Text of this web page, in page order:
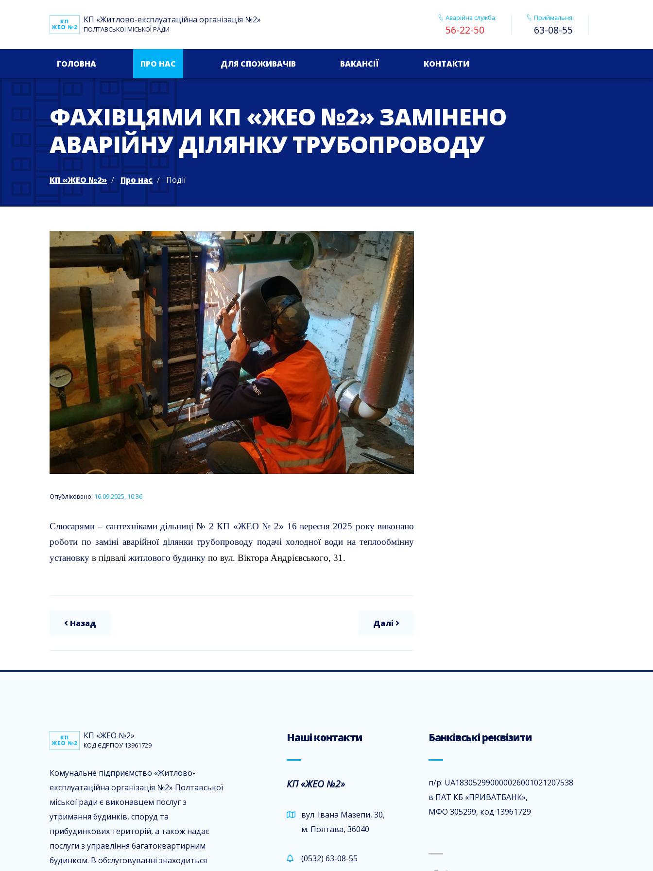
КП «Житлово-експлуатаційна організація №2»
ПОЛТАВСЬКОЇ МІСЬКОЇ РАДИ
Аварійна служба:
56-22-50
Приймальня:
63-08-55
ГОЛОВНА ПРО НАС ДЛЯ СПОЖИВАЧІВ ВАКАНСІЇ КОНТАКТИ
ФАХІВЦЯМИ КП «ЖЕО №2» ЗАМІНЕНО
АВАРІЙНУ ДІЛЯНКУ ТРУБОПРОВОДУ
КП «ЖЕО №2» Про нас Події
Опубліковано: 16.09.2025, 10:36
Слюсарями – сантехніками дільниці № 2 КП «ЖЕО № 2» 16 вересня 2025 року виконано
роботи по заміні аварійної ділянки трубопроводу подачі холодної води на теплообмінну
установку в підвалі житлового будинку по вул. Віктора Андрієвського, 31.
Назад Далі
КП «ЖЕО №2»
КОД ЄДРПОУ 13961729
Комунальне підприємство «Житлово-
експлуатаційна організація №2» Полтавської
міської ради є виконавцем послуг з
утримання будинків, споруд та
прибудинкових територій, а також надає
послуги з управління багатоквартирним
будинком. В обслуговуванні знаходиться
Наші контакти
КП «ЖЕО №2»
вул. Івана Мазепи, 30,
м. Полтава, 36040
(0532) 63-08-55
Банківські реквізити
п/р: UA183052990000026001021207538
в ПАТ КБ «ПРИВАТБАНК»,
МФО 305299, код 13961729